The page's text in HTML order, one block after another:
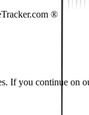
®
If you continue on